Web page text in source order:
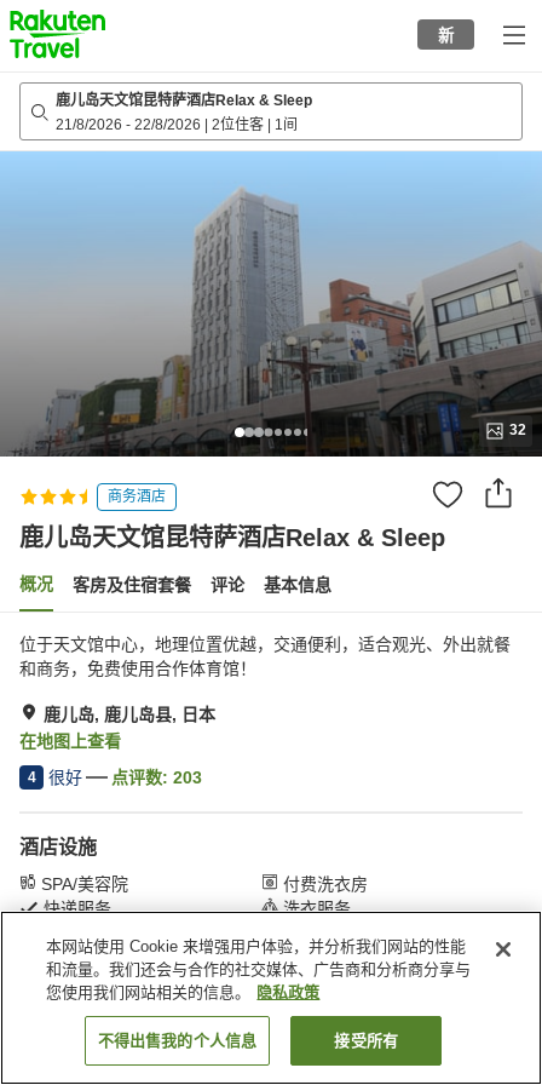
to
top
page
新
鹿儿岛天文馆昆特萨酒店Relax & Sleep
21/8/2026 - 22/8/2026 2位住客 1间
32
商务酒店
鹿儿岛天文馆昆特萨酒店Relax & Sleep
概况 客房及住宿套餐 评论 基本信息
位于天文馆中心，地理位置优越，交通便利，适合观光、外出就餐
和商务，免费使用合作体育馆！
鹿儿岛, 鹿儿岛县, 日本
在地图上查看
4 很好 点评数: 203
酒店设施
SPA/美容院
付费洗衣房
快递服务
洗衣服务
首页 日本 鹿儿岛县
鹿儿岛
鹿儿岛天文馆昆特萨酒店Relax & Sleep
搜索客房
本网站使用 Cookie 来增强用户体验，并分析我们网站的性能
和流量。我们还会与合作的社交媒体、广告商和分析商分享与
您使用我们网站相关的信息。
隐私政策
不得出售我的个人信息 接受所有